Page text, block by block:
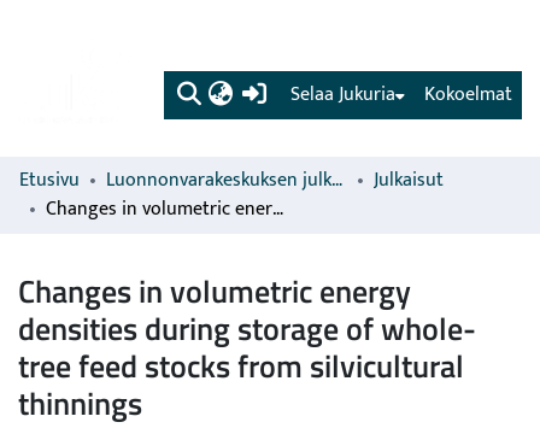
(current) Kokoelmat
Selaa Jukuria
Etusivu Luonnonvarakeskuksen julkaisut
Julkaisut
Changes in volumetric energy densities during storage of whole-tree feed stocks from silvicultural thinnings
Changes in volumetric energy
densities during storage of whole-
tree feed stocks from silvicultural
thinnings